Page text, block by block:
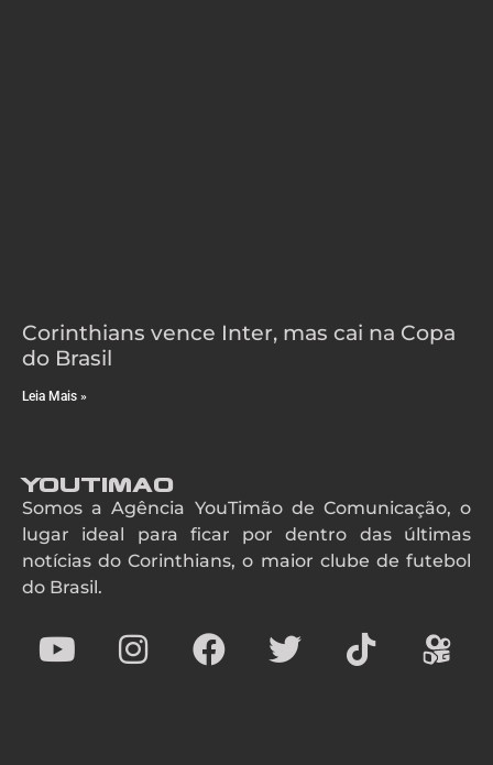
Corinthians vence Inter, mas cai na Copa
do Brasil
Leia Mais »
YouTimao
Somos a Agência YouTimão de Comunicação, o
lugar ideal para ficar por dentro das últimas
notícias do Corinthians, o maior clube de futebol
do Brasil.